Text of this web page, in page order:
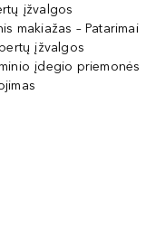
įžvalgos
makiažas – Patarimai
įžvalgos
įdegio priemonės